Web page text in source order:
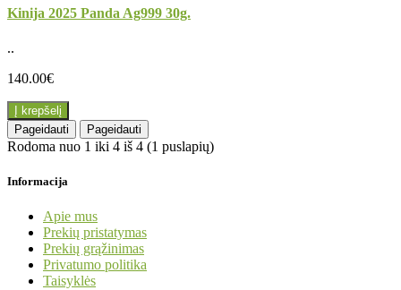
Kinija 2025 Panda Ag999 30g.
..
140.00€
Į krepšelį
Pageidauti
Pageidauti
Rodoma nuo 1 iki 4 iš 4 (1 puslapių)
Informacija
Apie mus
Prekių pristatymas
Prekių grąžinimas
Privatumo politika
Taisyklės